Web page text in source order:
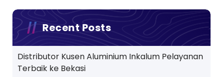
Recent Posts
Distributor Kusen Aluminium Inkalum Pelayanan
Terbaik ke Bekasi